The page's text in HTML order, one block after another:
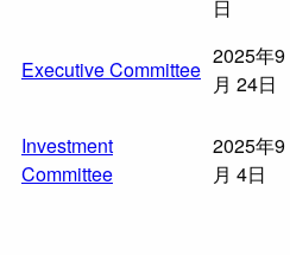
日
Executive Committee
2025年9
月 24日
Investment
Committee
2025年9
月 4日